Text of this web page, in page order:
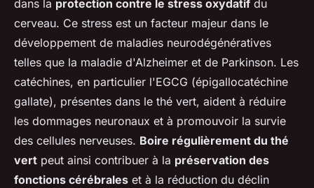
dans la protection contre le stress oxydatif du
cerveau. Ce stress est un facteur majeur dans le
développement de maladies neurodégénératives
telles que la maladie d'Alzheimer et de Parkinson. Les
catéchines, en particulier l'EGCG (épigallocatéchine
gallate), présentes dans le thé vert, aident à réduire
les dommages neuronaux et à promouvoir la survie
des cellules nerveuses. Boire régulièrement du thé
vert peut ainsi contribuer à la préservation des
fonctions cérébrales et à la réduction du déclin